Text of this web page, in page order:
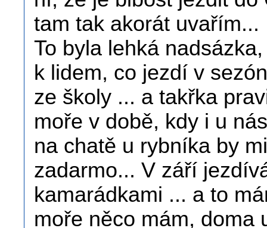
tam tak akorát uvařím...
To byla lehká
k lidem, co jezdí v
ze školy ... a takřka
moře v době, kdy i u
na chatě u rybníka by
zadarmo... V září
kamarádkami ... a to
moře něco mám, doma